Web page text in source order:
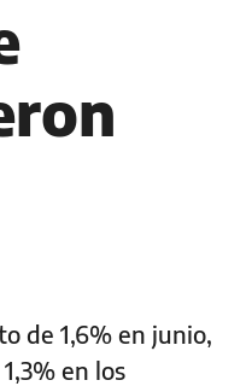
de 1,6% en junio,
en los